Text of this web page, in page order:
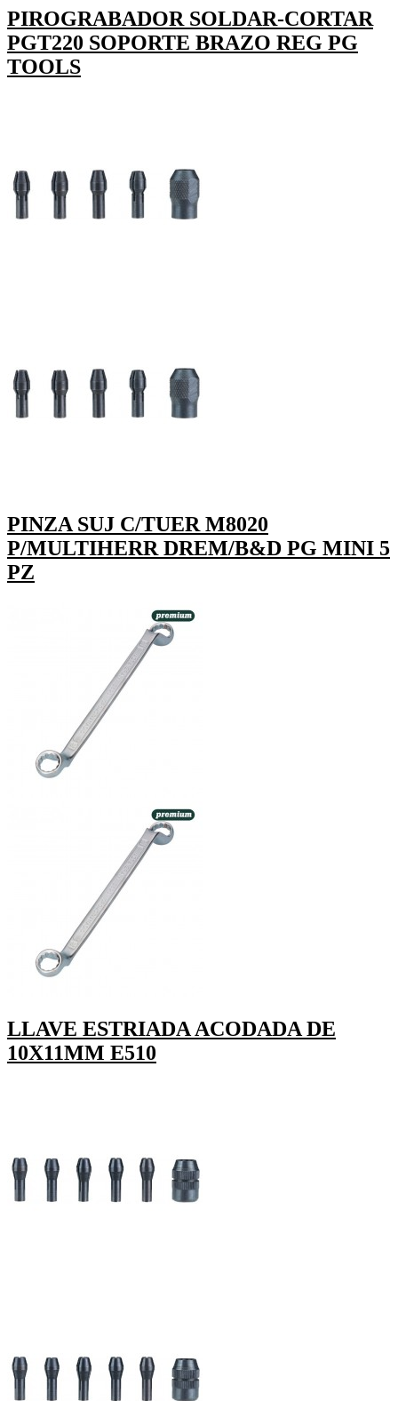
PIROGRABADOR SOLDAR-CORTAR
PGT220 SOPORTE BRAZO REG PG
TOOLS
PINZA SUJ C/TUER M8020
P/MULTIHERR DREM/B&D PG MINI 5
PZ
LLAVE ESTRIADA ACODADA DE
10X11MM E510